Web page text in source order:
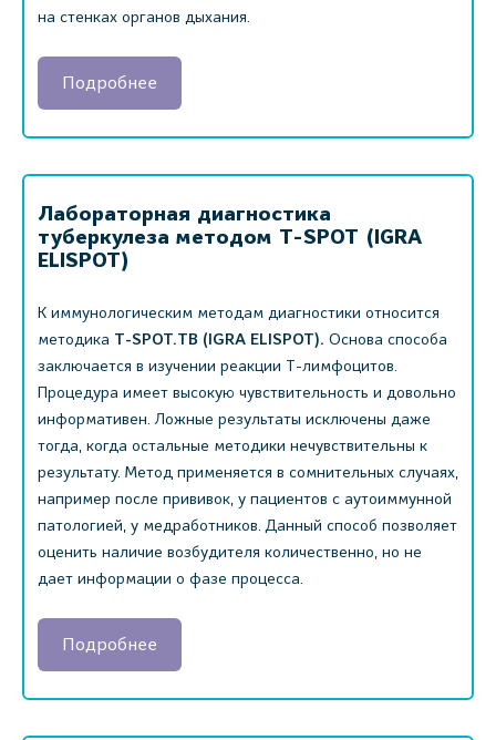
на стенках органов дыхания.
Подробнее
Лабораторная диагностика
туберкулеза методом T-SPOT (IGRA
ELISPOT)
К иммунологическим методам диагностики относится
методика T-SPOT.TB (IGRA ELISPOT). Основа способа
заключается в изучении реакции Т-лимфоцитов.
Процедура имеет высокую чувствительность и довольно
информативен. Ложные результаты исключены даже
тогда, когда остальные методики нечувствительны к
результату. Метод применяется в сомнительных случаях,
например после прививок, у пациентов с аутоиммунной
патологией, у медработников. Данный способ позволяет
оценить наличие возбудителя количественно, но не
дает информации о фазе процесса.
Подробнее